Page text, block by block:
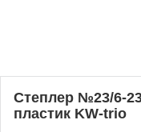
Степлер №23/6-
пластик KW-trio